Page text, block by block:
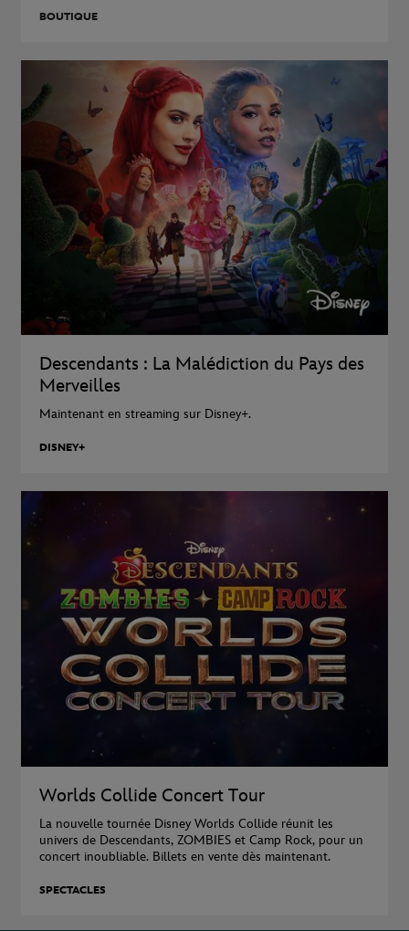
BOUTIQUE
Descendants : La Malédiction du Pays des
Merveilles
Maintenant en streaming sur Disney+.
DISNEY+
Worlds Collide Concert Tour
La nouvelle tournée Disney Worlds Collide réunit les
univers de Descendants, ZOMBIES et Camp Rock, pour un
concert inoubliable. Billets en vente dès maintenant.
SPECTACLES